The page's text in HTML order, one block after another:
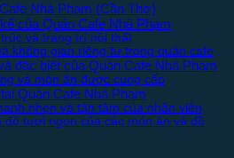
Nhà Phạm (Cần Thơ)
của Quán Cafe Nhà Phạm
và trang trí nội thất
không gian riêng tư trong quán cafe
đặc biệt của Quán Cafe Nhà Phạm
và món ăn được cung cấp
Quán Cafe Nhà Phạm
nhẹn và tận tâm của nhân viên
độ tươi ngon của các món ăn và đồ